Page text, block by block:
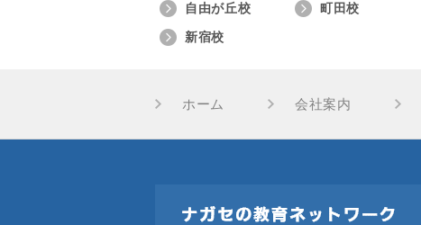
自由が丘校
町田校
新宿校
ホーム 会社案内